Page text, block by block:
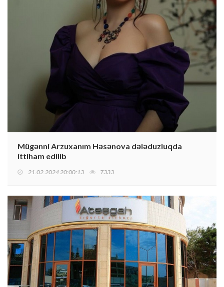
Mügənni Arzuxanım Həsənova dələduzluqda
ittiham edilib
21.02.2024 20:00:13 7333